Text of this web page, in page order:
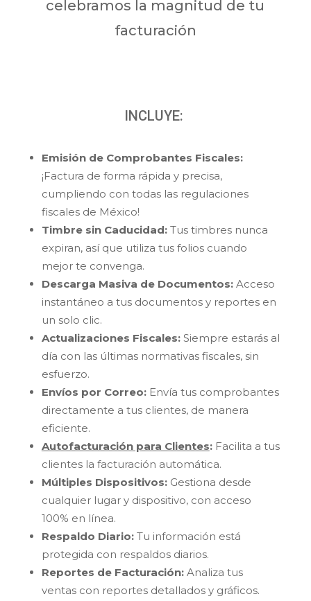
celebramos la magnitud de tu
facturación
INCLUYE:
Emisión de Comprobantes Fiscales:
¡Factura de forma rápida y precisa,
cumpliendo con todas las regulaciones
fiscales de México!
Timbre sin Caducidad: Tus timbres nunca
expiran, así que utiliza tus folios cuando
mejor te convenga.
Descarga Masiva de Documentos:Acceso
instantáneo a tus documentos y reportes en
un solo clic.
Actualizaciones Fiscales: Siempre estarás al
día con las últimas normativas fiscales, sin
esfuerzo.
Envíos por Correo: Envía tus comprobantes
directamente a tus clientes, de manera
eficiente.
Autofacturación para Clientes:Facilita a tus
clientes la facturación automática.
Múltiples Dispositivos: Gestiona desde
cualquier lugar y dispositivo, con acceso
100% en línea.
Respaldo Diario: Tu información está
protegida con respaldos diarios.
Reportes de Facturación: Analiza tus
ventas con reportes detallados y gráficos.